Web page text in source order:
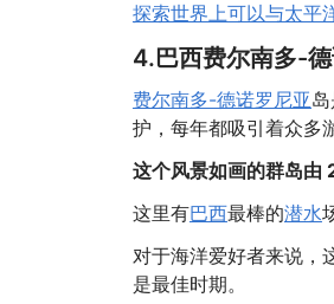
探索世界上可以与太平
4.巴西费尔南多-德
费尔南多-德诺罗尼亚
护，每年都吸引着众多
这个风景如画的群岛由
这里有巴西最棒的潜水
对于海洋爱好者来说，
是最佳时期。